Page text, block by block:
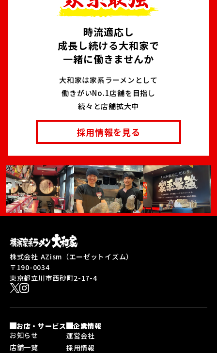
時流適応し
成長し続ける大和家で
一緒に働きませんか
大和家は家系ラーメンとして
働きがいNo.1店舗を目指し
続々と店舗拡大中
採用情報を見る
株式会社 AZism（エーゼットイズム）
〒190-0034
東京都立川市西砂町2-17-4
お店・サービス
お知らせ
店舗一覧
企業情報
運営会社
採用情報